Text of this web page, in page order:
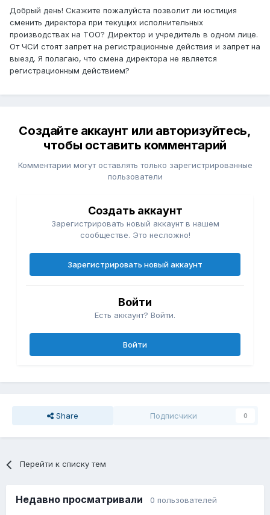
Добрый день! Скажите пожалуйста позволит ли юстиция
сменить директора при текущих исполнительных
производствах на ТОО? Директор и учредитель в одном лице.
От ЧСИ стоят запрет на регистрационные действия и запрет на
выезд. Я полагаю, что смена директора не является
регистрационным действием?
Создайте аккаунт или авторизуйтесь,
чтобы оставить комментарий
Комментарии могут оставлять только зарегистрированные
пользователи
Создать аккаунт
Зарегистрировать новый аккаунт в нашем
сообществе. Это несложно!
Зарегистрировать новый аккаунт
Войти
Есть аккаунт? Войти.
Войти
Share Подписчики 0
Перейти к списку тем
Недавно просматривали 0 пользователей